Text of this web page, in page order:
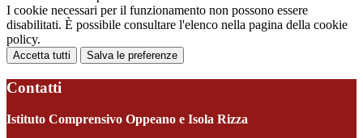
I cookie necessari per il funzionamento non possono essere
disabilitati. È possibile consultare l'elenco nella pagina della cookie
policy.
Accetta tutti Salva le preferenze
Contatti
Istituto Comprensivo Oppeano e Isola Rizza